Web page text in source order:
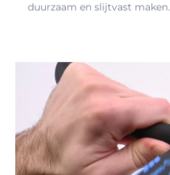
duurzaam en slijtvast maken.